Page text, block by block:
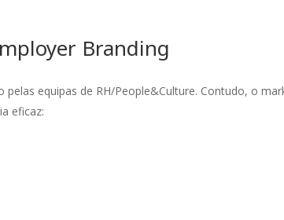
Branding
equipas de RH/People&Culture. Contudo, o
eficaz:
A opção de escolher trabalhar com uma
excelente experiência. Em poucas palavras
diria que encontrámos na OUTMarketing uma